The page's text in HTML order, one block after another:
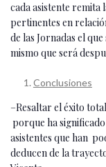
cada asistente remita
pertinentes en
de las Jornadas el
mismo que será
Conclusiones
–Resaltar el éxito
porque ha
asistentes que han
deducen de la